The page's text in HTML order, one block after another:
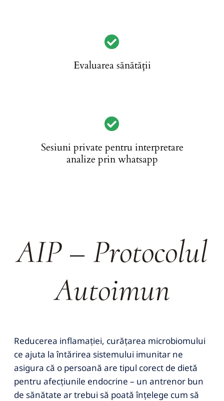
Evaluarea sănătății
Sesiuni private pentru interpretare
analize prin whatsapp
AIP – Protocolul
Autoimun
Reducerea inflamației, curățarea microbiomului
ce ajuta la întărirea sistemului imunitar ne
asigura că o persoană are tipul corect de dietă
pentru afecțiunile endocrine – un antrenor bun
de sănătate ar trebui să poată înțelege cum să